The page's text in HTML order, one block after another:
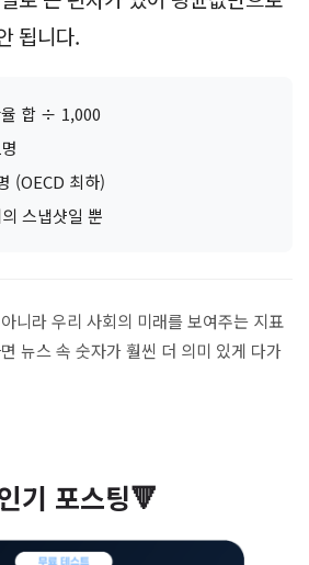
주의할 점은
것입니다. 실제로 한 여성이 평생
출산율)와는 차이가 있습니다. 또
로 큰 편차가 있어 평균값만으로
율 합 ÷ 1,000
니라 우리 사회의 미래를 보여주는 지표